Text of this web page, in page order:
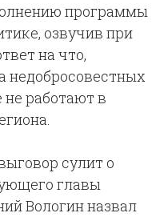
программы
озвучив при
на что,
недобросовестных
работают в
сулит о
главы
Вологин назвал